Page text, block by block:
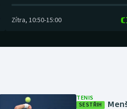
Zítra, 10:50-15:00
TENIS
SESTŘIH